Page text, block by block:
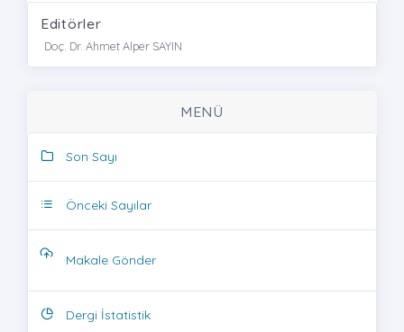
Editörler
Doç. Dr. Ahmet Alper SAYIN
MENÜ
Son Sayı
Önceki Sayılar
Makale Gönder
Dergi İstatistik